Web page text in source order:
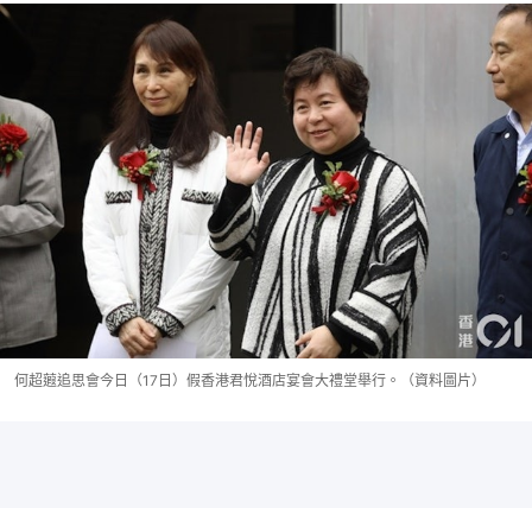
何超蕸追思會今日（17日）假香港君悅酒店宴會大禮堂舉行。（資料圖片）